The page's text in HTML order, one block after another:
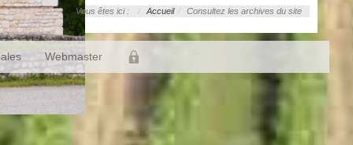
Vous êtes ici : Accueil Consultez les archives du site
Webmaster